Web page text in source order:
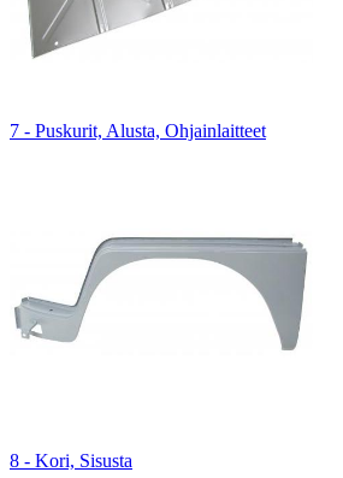
7 - Puskurit, Alusta, Ohjainlaitteet
8 - Kori, Sisusta